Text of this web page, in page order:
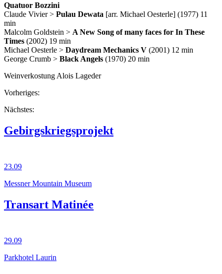
Quatuor Bozzini
Claude Vivier > Pulau Dewata [arr. Michael Oesterle] (1977) 11
min
Malcolm Goldstein > A New Song of many faces for In These
Times (2002) 19 min
Michael Oesterle > Daydream Mechanics V (2001) 12 min
George Crumb > Black Angels (1970) 20 min
Weinverkostung Alois Lageder
Vorheriges:
Nächstes:
Gebirgskriegsprojekt
23.09
Messner Mountain Museum
Transart Matinée
29.09
Parkhotel Laurin